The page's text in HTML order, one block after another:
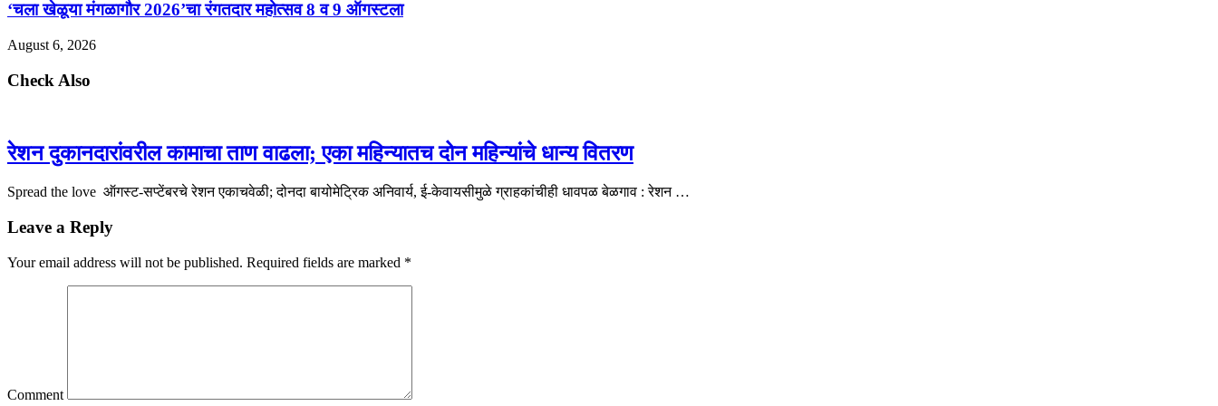
‘चला खेळूया मंगळागौर 2026’चा रंगतदार महोत्सव 8 व 9 ऑगस्टला
August 6, 2026
Check Also
रेशन दुकानदारांवरील कामाचा ताण वाढला; एका महिन्यातच दोन महिन्यांचे धान्य वितरण
Spread the love ऑगस्ट-सप्टेंबरचे रेशन एकाचवेळी; दोनदा बायोमेट्रिक अनिवार्य, ई-केवायसीमुळे ग्राहकांचीही धावपळ बेळगाव : रेशन …
Leave a Reply
Your email address will not be published. Required fields are marked *
Comment